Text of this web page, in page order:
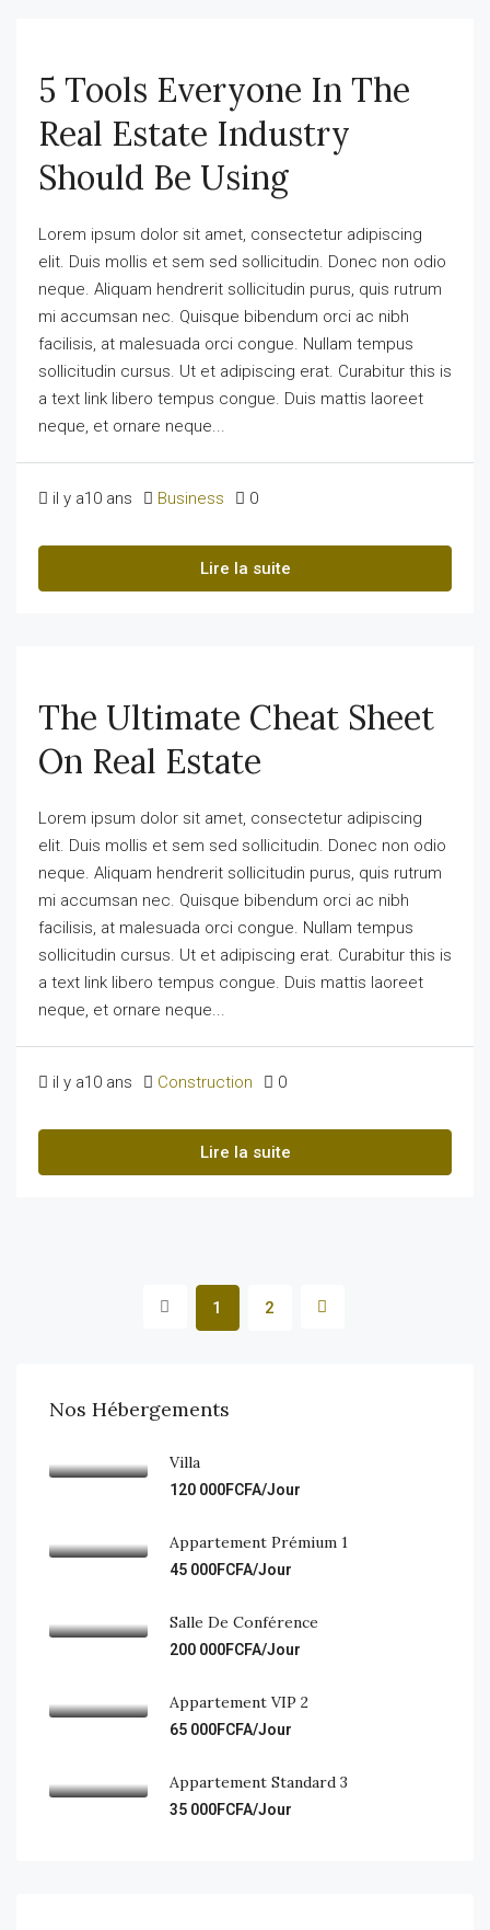
5 Tools Everyone In The
Real Estate Industry
Should Be Using
Lorem ipsum dolor sit amet, consectetur adipiscing
elit. Duis mollis et sem sed sollicitudin. Donec non odio
neque. Aliquam hendrerit sollicitudin purus, quis rutrum
mi accumsan nec. Quisque bibendum orci ac nibh
facilisis, at malesuada orci congue. Nullam tempus
sollicitudin cursus. Ut et adipiscing erat. Curabitur this is
a text link libero tempus congue. Duis mattis laoreet
neque, et ornare neque...
il y a10 ans Business 0
Lire la suite
The Ultimate Cheat Sheet
On Real Estate
Lorem ipsum dolor sit amet, consectetur adipiscing
elit. Duis mollis et sem sed sollicitudin. Donec non odio
neque. Aliquam hendrerit sollicitudin purus, quis rutrum
mi accumsan nec. Quisque bibendum orci ac nibh
facilisis, at malesuada orci congue. Nullam tempus
sollicitudin cursus. Ut et adipiscing erat. Curabitur this is
a text link libero tempus congue. Duis mattis laoreet
neque, et ornare neque...
il y a10 ans Construction 0
Lire la suite
1 2
Nos Hébergements
Villa
120 000FCFA/Jour
Appartement Prémium 1
45 000FCFA/Jour
Salle De Conférence
200 000FCFA/Jour
Appartement VIP 2
65 000FCFA/Jour
Appartement Standard 3
35 000FCFA/Jour